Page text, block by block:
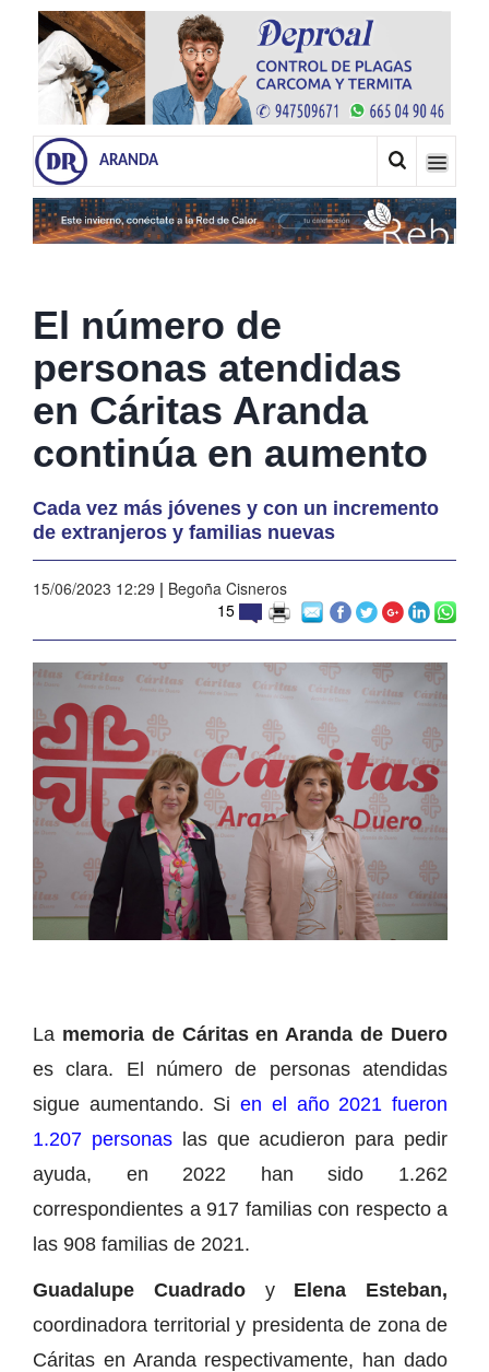
ARANDA
El número de
personas atendidas
en Cáritas Aranda
continúa en aumento
Cada vez más jóvenes y con un incremento
de extranjeros y familias nuevas
15/06/2023 12:29 | Begoña Cisneros
15
La memoria de Cáritas en Aranda de Duero
es clara. El número de personas atendidas
sigue aumentando. Si en el año 2021 fueron
1.207 personaslas que acudieron para pedir
ayuda, en 2022 han sido 1.262
correspondientes a 917 familias con respecto a
las 908 familias de 2021.
Guadalupe Cuadradoy Elena Esteban,
coordinadora territorial y presidenta de zona de
Cáritas en Aranda respectivamente, han dado